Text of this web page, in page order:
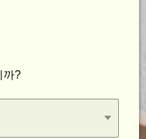
까?